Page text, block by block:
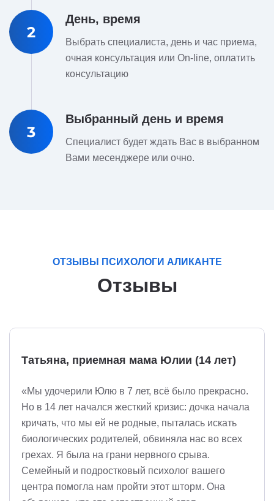
2
День, время
Выбрать специалиста, день и час приема,
очная консультация или On-line, оплатить
консультацию
3
Выбранный день и время
Специалист будет ждать Вас в выбранном
Вами месенджере или очно.
ОТЗЫВЫ ПСИХОЛОГИ АЛИКАНТЕ
Отзывы
Татьяна, приемная мама Юлии (14 лет)
«Мы удочерили Юлю в 7 лет, всё было прекрасно.
Но в 14 лет начался жесткий кризис: дочка начала
кричать, что мы ей не родные, пыталась искать
биологических родителей, обвиняла нас во всех
грехах. Я была на грани нервного срыва.
Семейный и подростковый психолог вашего
центра помогла нам пройти этот шторм. Она